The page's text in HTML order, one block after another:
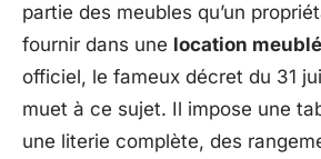
partie des meubles qu’un
fournir dans une location
officiel, le fameux décret du 31
muet à ce sujet. Il impose une
une literie complète, des